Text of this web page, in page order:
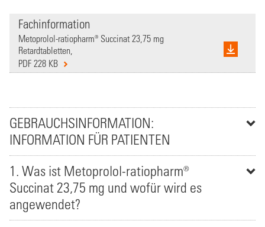
Fachinformation
Metoprolol-ratiopharm® Succinat 23,75 mg
Retardtabletten,
PDF 228 KB
GEBRAUCHSINFORMATION:
INFORMATION FÜR PATIENTEN
1. Was ist Metoprolol-ratiopharm®
Succinat 23,75 mg und wofür wird es
angewendet?